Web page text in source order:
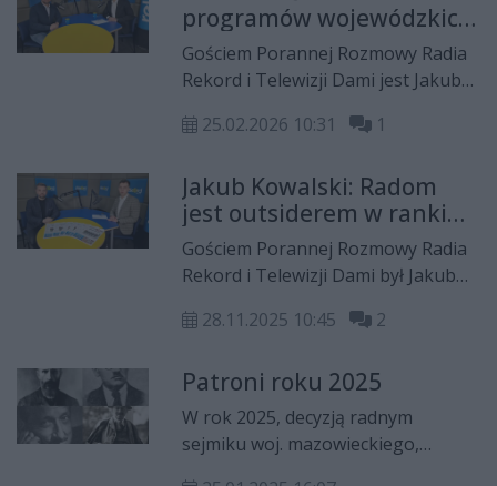
dyrektora Zespołu Szkół
Drzewnych i Leśnych w Garbatce-
Letnisku. Został nim Andrzej
programów wojewódzkich
często trafiają do tych,
którzy są przychylni
Gościem Porannej Rozmowy Radia
Rekord i Telewizji Dami jest Jakub
województwa mazowieckiego z
25.02.2026 10:31 1
Jakub Kowalski: Radom
jest outsiderem w ranking
pozyskiwania środków.
Odpowiedzialność za to
bierze prezydent
Witkowski
Gościem Porannej Rozmowy Radia
Rekord i Telewizji Dami był Jakub
województwa mazowieckiego z
28.11.2025 10:45 2
Patroni roku 2025
W rok 2025, decyzją radnym
sejmiku woj. mazowieckiego,